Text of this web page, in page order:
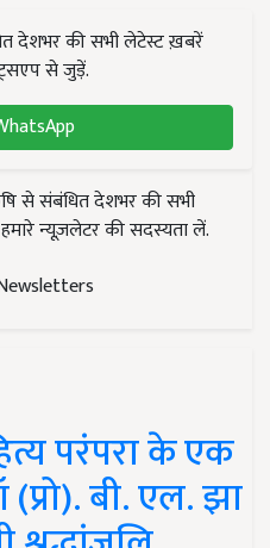
देशभर की सभी लेटेस्ट ख़बरें
से जुड़ें.
से संबंधित देशभर की सभी
न्यूज़लेटर की सदस्यता लें.
परंपरा के एक
बी. एल. झा